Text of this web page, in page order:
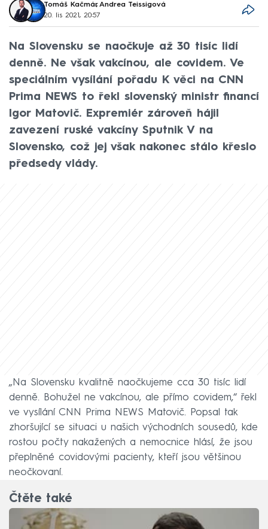
Tomáš Kačmár, Andrea Teissigová
20. lis 2021, 20:57
Na Slovensku se naočkuje až 30 tisíc lidí
denně. Ne však vakcínou, ale covidem. Ve
speciálním vysílání pořadu K věci na CNN
Prima NEWS to řekl slovenský ministr financí
Igor Matovič. Expremiér zároveň hájil
zavezení ruské vakcíny Sputnik V na
Slovensko, což jej však nakonec stálo křeslo
předsedy vlády.
„Na Slovensku kvalitně naočkujeme cca 30 tisíc lidí
denně. Bohužel ne vakcínou, ale přímo covidem,“ řekl
ve vysílání CNN Prima NEWS Matovič. Popsal tak
zhoršující se situaci u našich východních sousedů, kde
rostou počty nakažených a nemocnice hlásí, že jsou
přeplněné covidovými pacienty, kteří jsou většinou
neočkovaní.
Čtěte také